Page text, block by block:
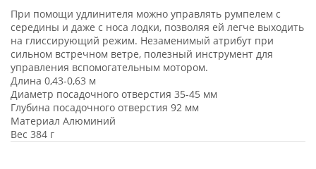
При помощи удлинителя можно управлять румпелем с
середины и даже с носа лодки, позволяя ей легче выходить
на глиссирующий режим. Незаменимый атрибут при
сильном встречном ветре, полезный инструмент для
управления вспомогательным мотором.
Длина 0,43-0,63 м
Диаметр посадочного отверстия 35-45 мм
Глубина посадочного отверстия 92 мм
Материал Алюминий
Вес 384 г